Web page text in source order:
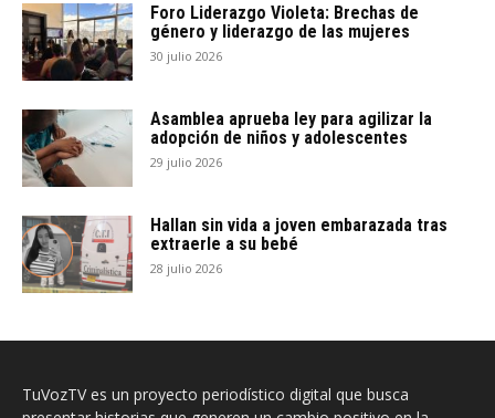
Foro Liderazgo Violeta: Brechas de
género y liderazgo de las mujeres
30 julio 2026
Asamblea aprueba ley para agilizar la
adopción de niños y adolescentes
29 julio 2026
Hallan sin vida a joven embarazada tras
extraerle a su bebé
28 julio 2026
TuVozTV es un proyecto periodístico digital que busca